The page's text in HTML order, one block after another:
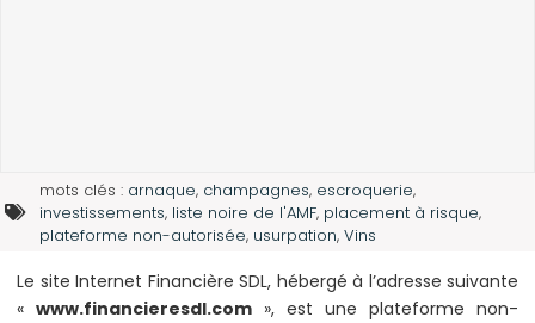
mots clés : arnaque, champagnes, escroquerie,
investissements, liste noire de l'AMF, placement à risque,
plateforme non-autorisée, usurpation,Vins
Le site Internet Financière SDL, hébergé à l’adresse suivante
« www.financieresdl.com », est une plateforme non-